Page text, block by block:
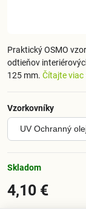
Praktický OSMO
odtieňov
125 mm. Čítajte viac
Vzorkovníky
Skladom
4,10 €